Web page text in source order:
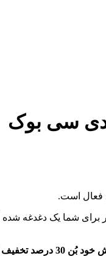
فعال است.
برای شما یک دغدغه
در حال حاضر